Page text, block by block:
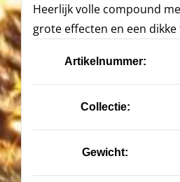
Heerlijk volle compound
grote effecten en een dikke
Artikelnummer:
Collectie:
Gewicht: